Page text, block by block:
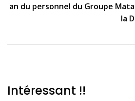
an du personnel du Groupe
la
Intéressant !!